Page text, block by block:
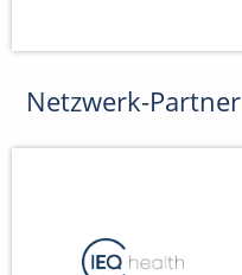
Netzwerk-Partner